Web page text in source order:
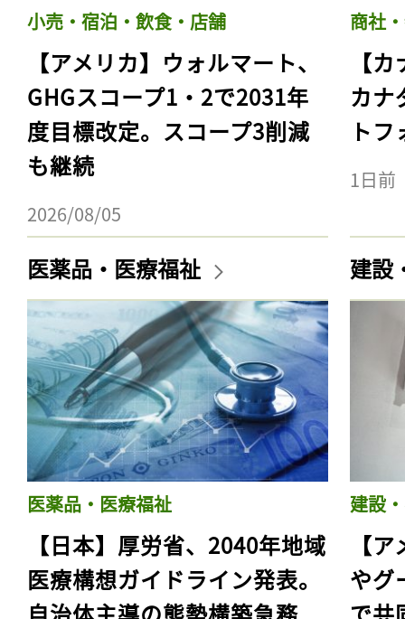
小売・宿泊・飲食・店舗
【アメリカ】ウォルマート、
GHGスコープ1・2で2031年
度目標改定。スコープ3削減
も継続
2026/08/05
商社
【
カナ
ト
1日前
医薬品・医療福祉
医薬品・医療福祉
【日本】厚労省、2040年地域
医療構想ガイドライン発表。
建設
建設
【
やグ